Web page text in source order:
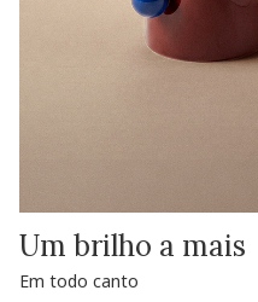
Um brilho a mais
Em todo canto